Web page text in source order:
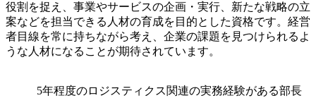
役割を捉え、事業やサービスの企画・実行、新たな戦略の立
案などを担当できる人材の育成を目的とした資格です。経営
者目線を常に持ちながら考え、企業の課題を見つけられるよ
うな人材になることが期待されています。
5年程度のロジスティクス関連の実務経験がある部長